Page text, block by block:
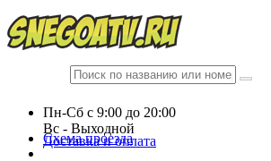
Пн-Сб c 9:00 до 20:00
Вc - Выходной
Схема проезда
Доставка и оплата